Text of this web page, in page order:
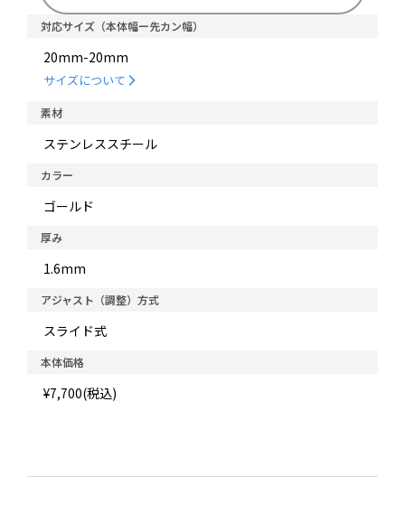
対応サイズ（本体幅ー先カン幅）
20mm-20mm
サイズについて
素材
ステンレススチール
カラー
ゴールド
厚み
1.6mm
アジャスト（調整）方式
スライド式
本体価格
¥7,700(税込)